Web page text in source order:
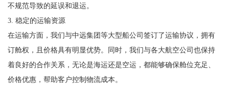
不规范导致的延误和退运。
3. 稳定的运输资源
在运输方面，我们与中远集团等大型船公司签订了运输协议，拥有
订舱权，且价格具有明显优势。同时，我们与各大航空公司也保持
着良好的合作关系，无论是海运还是空运，都能够确保舱位充足、
价格优惠，帮助客户控制物流成本。